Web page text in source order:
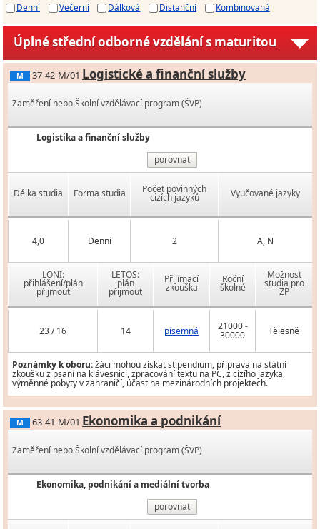
Denní
Večerní Dálková Distanční Kombinovaná
Úplné střední odborné vzdělání s maturitou
M 37-42-M/01 Logistické a finanční služby
Zaměření nebo Školní vzdělávací program (ŠVP)
Logistika a finanční služby
porovnat
Délka studia Forma studia Počet povinných
cizích jazyků Vyučované jazyky
4,0 Denní 2 A, N
LONI:
přihlášení/plán
přijmout
LETOS:
plán
přijmout
Přijímací
zkouška
Roční
školné
Možnost
studia pro
ZP
23 / 16 14 písemná 21000 -
30000 Tělesně
Poznámky k oboru:žáci mohou získat stipendium, příprava na státní
zkoušku z psaní na klávesnici, zpracování textu na PC, z cizího jazyka,
výměnné pobyty v zahraničí, účast na mezinárodních projektech.
M 63-41-M/01 Ekonomika a podnikání
Zaměření nebo Školní vzdělávací program (ŠVP)
Ekonomika, podnikání a mediální tvorba
porovnat